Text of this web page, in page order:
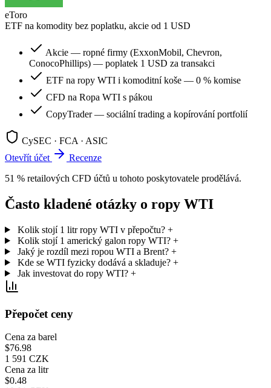
eToro
ETF na komodity bez poplatku, akcie od 1 USD
Akcie — ropné firmy (ExxonMobil, Chevron,
ConocoPhillips) — poplatek 1 USD za transakci
ETF na ropy WTI i komoditní koše — 0 % komise
CFD na Ropa WTI s pákou
CopyTrader — sociální trading a kopírování portfolií
CySEC · FCA · ASIC
Otevřít účet
Recenze
51 % retailových CFD účtů u tohoto poskytovatele prodělává.
Často kladené otázky o ropy WTI
Kolik stojí 1 litr ropy WTI v přepočtu? +
Kolik stojí 1 americký galon ropy WTI? +
Jaký je rozdíl mezi ropou WTI a Brent? +
Kde se WTI fyzicky dodává a skladuje? +
Jak investovat do ropy WTI? +
Přepočet ceny
Cena za barel
$76.98
1 591 CZK
Cena za litr
$0.48